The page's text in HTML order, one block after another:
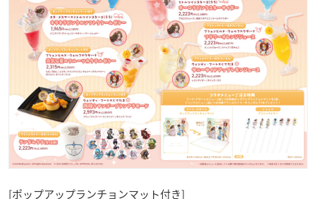
[ポップアップランチョンマット付き]